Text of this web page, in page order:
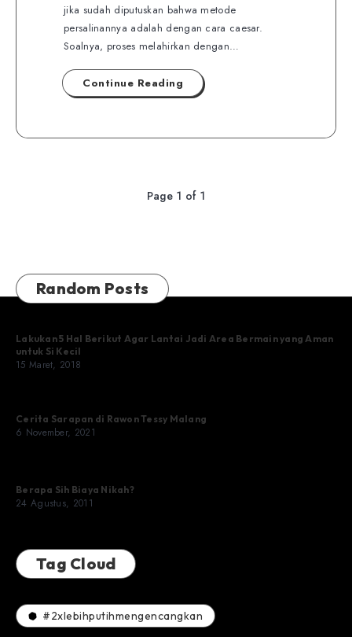
jika sudah diputuskan bahwa metode
persalinannya adalah dengan cara caesar.
Soalnya, proses melahirkan dengan…
Continue Reading
Page 1 of 1
Random Posts
Lakukan 5 Hal Berikut Agar Lantai Jadi Area Bermain yang Aman
untuk Si Kecil
15 Maret, 2018
Cerita Sarapan di Rawon Tessy Malang
6 November, 2021
Berapa Sih Biaya Nikah?
24 Agustus, 2011
Tag Cloud
#2xlebihputihmengencangkan